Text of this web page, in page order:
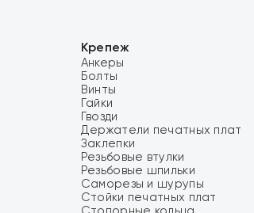
Крепеж
Анкеры
Болты
Винты
Гайки
Гвозди
Держатели печатных плат
Заклепки
Резьбовые втулки
Резьбовые шпильки
Саморезы и шурупы
Стойки печатных плат